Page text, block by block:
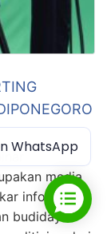
media
informasi
budidaya
WhatsApp